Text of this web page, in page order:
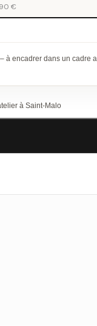
€
à encadrer dans un cadre
à Saint-Malo